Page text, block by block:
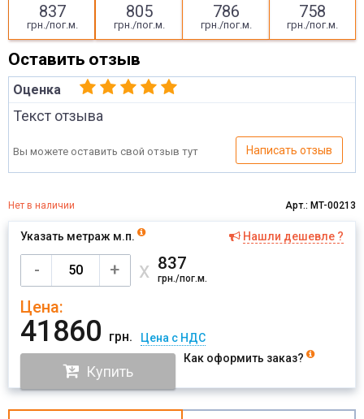
837
грн./пог.м.
805
грн./пог.м.
786
грн./пог.м.
758
грн./пог.м.
Оставить отзыв
Оценка
Текст отзыва
Вы можете оставить свой отзыв тут Написать отзыв
Нет в наличии Арт.: MT-00213
Указать метраж м.п. Нашли дешевле ?
- + х 837
грн./пог.м.
Цена:
41860 грн. Цена с НДС
Купить
Как оформить заказ?